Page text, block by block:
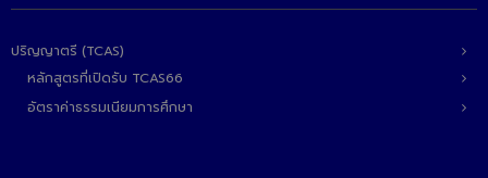
ปริญญาตรี (TCAS)
หลักสูตรที่เปิดรับ TCAS66
อัตราค่าธรรมเนียมการศึกษา